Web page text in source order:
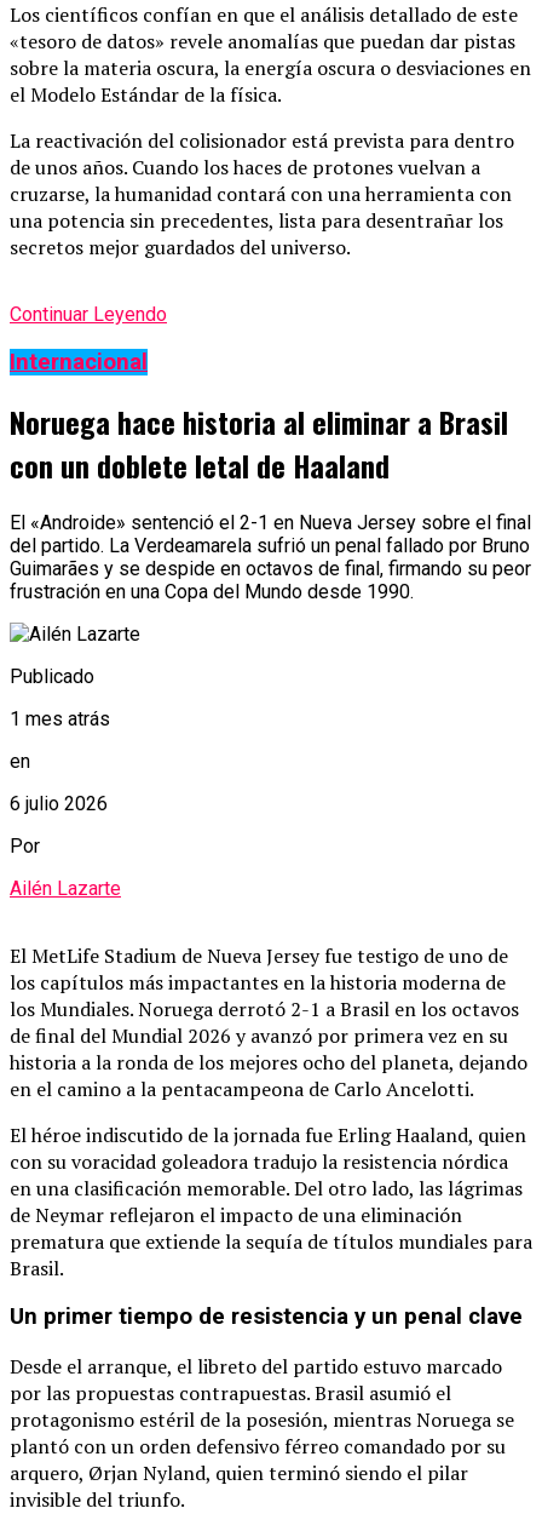
Los científicos confían en que el análisis detallado de este
«tesoro de datos» revele anomalías que puedan dar pistas
sobre la materia oscura, la energía oscura o desviaciones en
el Modelo Estándar de la física.
La reactivación del colisionador está prevista para dentro
de unos años. Cuando los haces de protones vuelvan a
cruzarse, la humanidad contará con una herramienta con
una potencia sin precedentes, lista para desentrañar los
secretos mejor guardados del universo.
Continuar Leyendo
Internacional
Noruega hace historia al eliminar a Brasil
con un doblete letal de Haaland
El «Androide» sentenció el 2-1 en Nueva Jersey sobre el final
del partido. La Verdeamarela sufrió un penal fallado por Bruno
Guimarães y se despide en octavos de final, firmando su peor
frustración en una Copa del Mundo desde 1990.
Publicado
1 mes atrás
en
6 julio 2026
Por
Ailén Lazarte
El MetLife Stadium de Nueva Jersey fue testigo de uno de
los capítulos más impactantes en la historia moderna de
los Mundiales.Noruega derrotó 2-1 a Brasil en los octavos
de final del Mundial 2026 y avanzó por primera vez en su
historia a la ronda de los mejores ocho del planeta, dejando
en el camino a la pentacampeona de Carlo Ancelotti.
El héroe indiscutido de la jornada fue Erling Haaland, quien
con su voracidad goleadora tradujo la resistencia nórdica
en una clasificación memorable.Del otro lado, las lágrimas
de Neymar reflejaron el impacto de una eliminación
prematura que extiende la sequía de títulos mundiales para
Brasil.
Un primer tiempo de resistencia y un penal clave
Desde el arranque, el libreto del partido estuvo marcado
por las propuestas contrapuestas.Brasil asumió el
protagonismo estéril de la posesión, mientras Noruega se
plantó con un orden defensivo férreo comandado por su
arquero, Ørjan Nyland, quien terminó siendo el pilar
invisible del triunfo.